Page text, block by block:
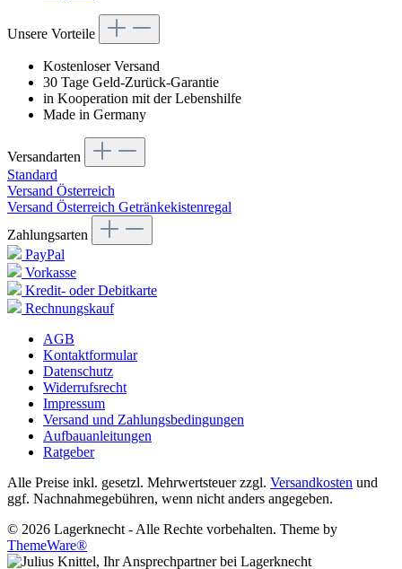
Unsere Vorteile
Kostenloser Versand
30 Tage Geld-Zurück-Garantie
in Kooperation mit der Lebenshilfe
Made in Germany
Versandarten
Standard
Versand Österreich
Versand Österreich Getränkekistenregal
Zahlungsarten
PayPal
Vorkasse
Kredit- oder Debitkarte
Rechnungskauf
AGB
Kontaktformular
Datenschutz
Widerrufsrecht
Impressum
Versand und Zahlungsbedingungen
Aufbauanleitungen
Ratgeber
Alle Preise inkl. gesetzl. Mehrwertsteuer zzgl. Versandkosten und
ggf. Nachnahmegebühren, wenn nicht anders angegeben.
© 2026 Lagerknecht - Alle Rechte vorbehalten. Theme by
ThemeWare®